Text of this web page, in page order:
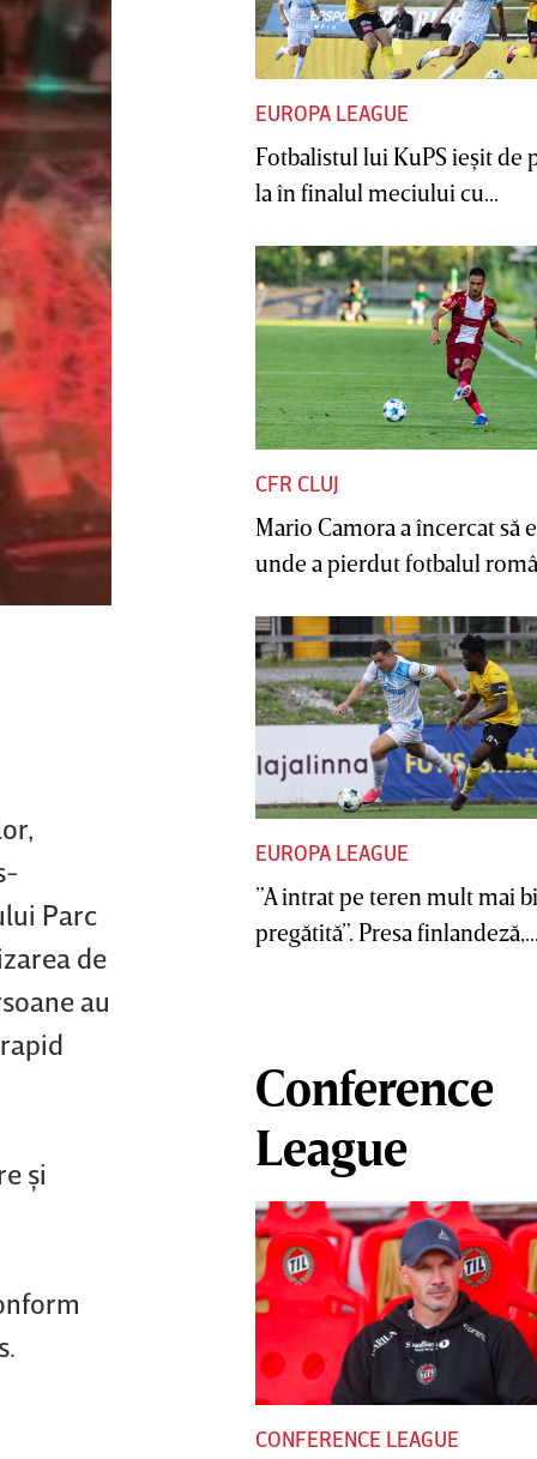
Parc
de
au
şi
EUROPA LEAGUE
Fotbalistul lui KuPS ieşit de
la în finalul meciului cu...
CFR CLUJ
Mario Camora a încercat să
unde a pierdut fotbalul
EUROPA LEAGUE
”A intrat pe teren mult mai
pregătită”. Presa
Conference
League
CONFERENCE LEAGUE